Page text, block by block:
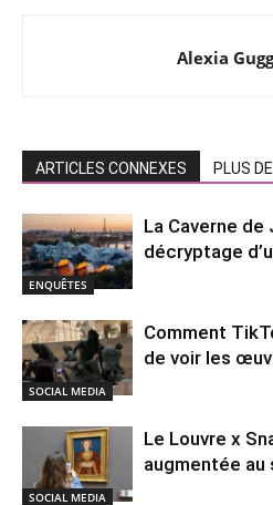
Alexia
ARTICLES CONNEXES PLUS
ENQUÊTES
La Caverne
décryptage
SOCIAL MEDIA
Comment
de voir les
SOCIAL MEDIA
Le Louvre x
augmentée au